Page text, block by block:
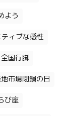
よう
ィブな感性
全国行脚
市場閉鎖の日
び座